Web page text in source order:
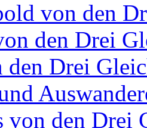
von den
den Drei
den Drei
von den Drei